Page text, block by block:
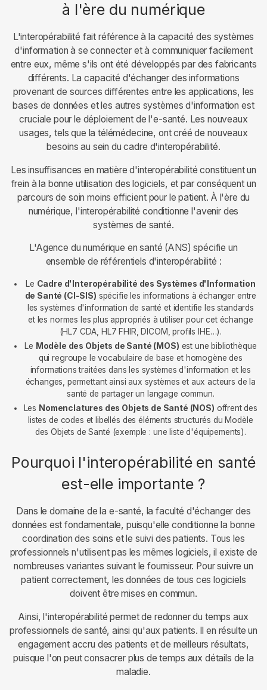
à l'ère du numérique
L'interopérabilité fait référence à la capacité des systèmes
d'information à se connecter et à communiquer facilement
entre eux, même s'ils ont été développés par des fabricants
différents. La capacité d'échanger des informations
provenant de sources différentes entre les applications, les
bases de données et les autres systèmes d'information est
cruciale pour le déploiement de l'e-santé. Les nouveaux
usages, tels que la télémédecine, ont créé de nouveaux
besoins au sein du cadre d'interopérabilité.
Les insuffisances en matière d'interopérabilité constituent un
frein à la bonne utilisation des logiciels, et par conséquent un
parcours de soin moins efficient pour le patient. À l'ère du
numérique, l'interopérabilité conditionne l'avenir des
systèmes de santé.
L'Agence du numérique en santé (ANS) spécifie un
ensemble de référentiels d'interopérabilité :
Le Cadre d'Interopérabilité des Systèmes d'Information
de Santé (CI-SIS) spécifie les informations à échanger entre
les systèmes d'information de santé et identifie les standards
et les normes les plus appropriés à utiliser pour cet échange
(HL7 CDA, HL7 FHIR, DICOM, profils IHE…).
Le Modèle des Objets de Santé (MOS) est une bibliothèque
qui regroupe le vocabulaire de base et homogène des
informations traitées dans les systèmes d'information et les
échanges, permettant ainsi aux systèmes et aux acteurs de la
santé de partager un langage commun.
Les Nomenclatures des Objets de Santé (NOS) offrent des
listes de codes et libellés des éléments structurés du Modèle
des Objets de Santé (exemple : une liste d'équipements).
Pourquoi l'interopérabilité en santé
est-elle importante ?
Dans le domaine de la e-santé, la faculté d'échanger des
données est fondamentale, puisqu'elle conditionne la bonne
coordination des soins et le suivi des patients. Tous les
professionnels n'utilisent pas les mêmes logiciels, il existe de
nombreuses variantes suivant le fournisseur. Pour suivre un
patient correctement, les données de tous ces logiciels
doivent être mises en commun.
Ainsi, l'interopérabilité permet de redonner du temps aux
professionnels de santé, ainsi qu'aux patients. Il en résulte un
engagement accru des patients et de meilleurs résultats,
puisque l'on peut consacrer plus de temps aux détails de la
maladie.